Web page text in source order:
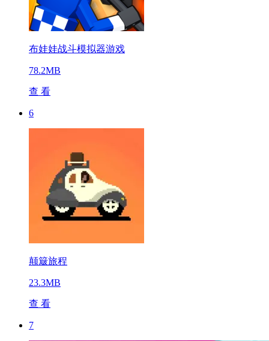
布娃娃战斗模拟器游戏
78.2MB
查 看
6
颠簸旅程
23.3MB
查 看
7